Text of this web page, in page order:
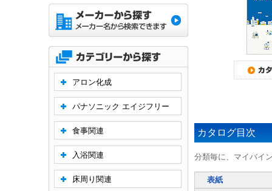
カタログ目次
分類毎に、マイバイ
表紙
アロン化成
パナソニック エイジフリー
食事関連
入浴関連
床周り関連